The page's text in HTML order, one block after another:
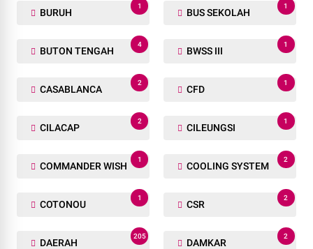
BURUH
1
BUS SEKOLAH
1
BUTON TENGAH
4
BWSS III
1
CASABLANCA
2
CFD
1
CILACAP
2
CILEUNGSI
1
COMMANDER WISH
1
COOLING SYSTEM
2
COTONOU
1
CSR
2
DAERAH
205
DAMKAR
2